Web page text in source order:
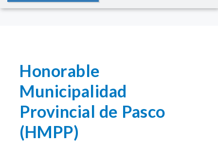
Honorable
Municipalidad
Provincial de Pasco
(HMPP)